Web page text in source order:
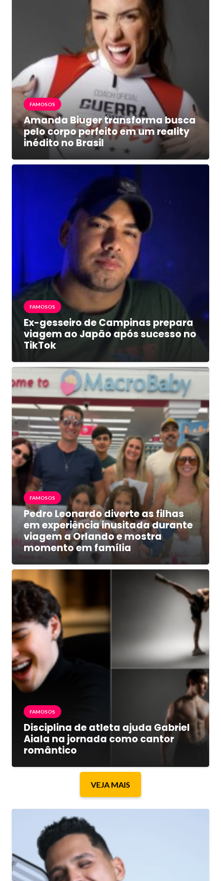
FAMOSOS
Amanda Biuger transforma busca
pelo corpo perfeito em um reality
inédito no Brasil
FAMOSOS
Ex-gesseiro de Campinas prepara
viagem ao Japão após sucesso no
TikTok
FAMOSOS
Pedro Leonardo diverte as filhas
em experiência inusitada durante
viagem a Orlando e mostra
momento em família
FAMOSOS
Disciplina de atleta ajuda Gabriel
Aiala na jornada como cantor
romântico
VEJA MAIS